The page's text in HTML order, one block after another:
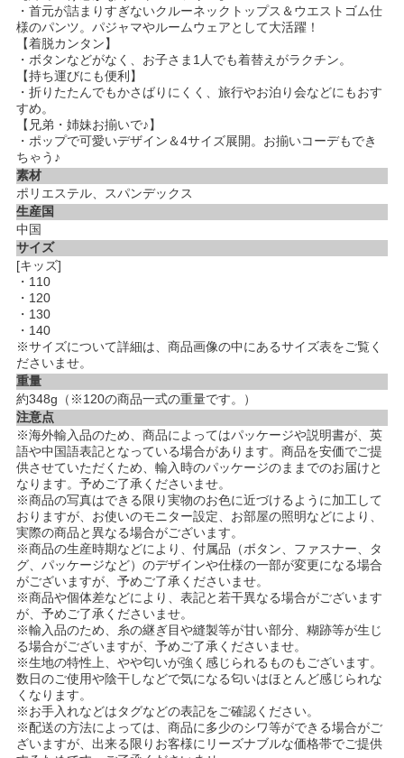
・首元が詰まりすぎないクルーネックトップス＆ウエストゴム仕
様のパンツ。パジャマやルームウェアとして大活躍！
【着脱カンタン】
・ボタンなどがなく、お子さま1人でも着替えがラクチン。
【持ち運びにも便利】
・折りたたんでもかさばりにくく、旅行やお泊り会などにもおす
すめ。
【兄弟・姉妹お揃いで♪】
・ポップで可愛いデザイン＆4サイズ展開。お揃いコーデもでき
ちゃう♪
素材
ポリエステル、スパンデックス
生産国
中国
サイズ
[キッズ]
・110
・120
・130
・140
※サイズについて詳細は、商品画像の中にあるサイズ表をご覧く
ださいませ。
重量
約348g（※120の商品一式の重量です。）
注意点
※海外輸入品のため、商品によってはパッケージや説明書が、英
語や中国語表記となっている場合があります。商品を安価でご提
供させていただくため、輸入時のパッケージのままでのお届けと
なります。予めご了承くださいませ。
※商品の写真はできる限り実物のお色に近づけるように加工して
おりますが、お使いのモニター設定、お部屋の照明などにより、
実際の商品と異なる場合がございます。
※商品の生産時期などにより、付属品（ボタン、ファスナー、タ
グ、パッケージなど）のデザインや仕様の一部が変更になる場合
がございますが、予めご了承くださいませ。
※商品や個体差などにより、表記と若干異なる場合がございます
が、予めご了承くださいませ。
※輸入品のため、糸の継ぎ目や縫製等が甘い部分、糊跡等が生じ
る場合がございますが、予めご了承くださいませ。
※生地の特性上、やや匂いが強く感じられるものもございます。
数日のご使用や陰干しなどで気になる匂いはほとんど感じられな
くなります。
※お手入れなどはタグなどの表記をご確認ください。
※配送の方法によっては、商品に多少のシワ等ができる場合がご
ざいますが、出来る限りお客様にリーズナブルな価格帯でご提供